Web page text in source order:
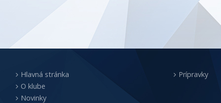
Hlavná stránka
O klube
Novinky
Prípravky